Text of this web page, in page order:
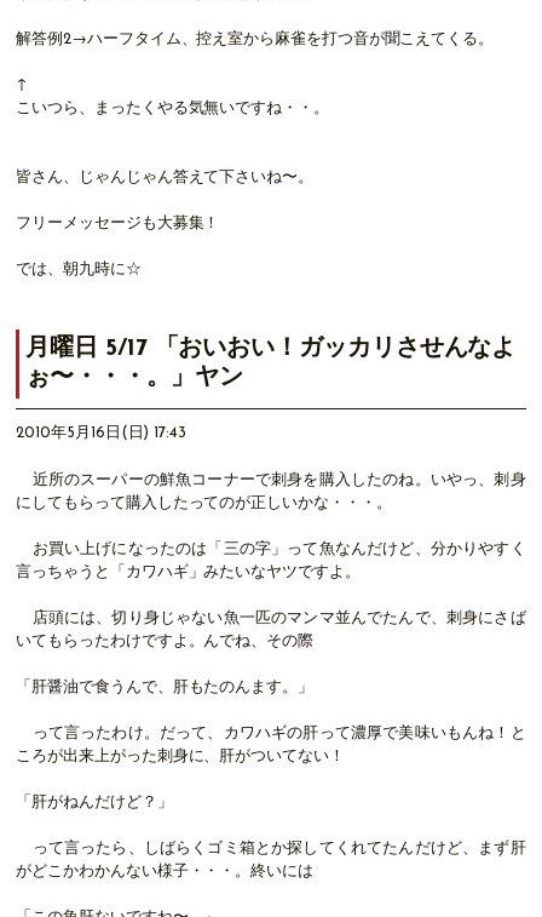
解答例2→ハーフタイム、控え室から麻雀を打つ音が聞こえてくる。
↑
こいつら、まったくやる気無いですね・・。
皆さん、じゃんじゃん答えて下さいね〜。
フリーメッセージも大募集！
では、朝九時に☆
月曜日 5/17 「おいおい！ガッカリさせんなよ
ぉ〜・・・。」ヤン
2010年5月16日(日) 17:43
近所のスーパーの鮮魚コーナーで刺身を購入したのね。いやっ、刺身
にしてもらって購入したってのが正しいかな・・・。
お買い上げになったのは「三の字」って魚なんだけど、分かりやすく
言っちゃうと「カワハギ」みたいなヤツですよ。
店頭には、切り身じゃない魚一匹のマンマ並んでたんで、刺身にさば
いてもらったわけですよ。んでね、その際
「肝醤油で食うんで、肝もたのんます。」
って言ったわけ。だって、カワハギの肝って濃厚で美味いもんね！と
ころが出来上がった刺身に、肝がついてない！
「肝がねんだけど？」
って言ったら、しばらくゴミ箱とか探してくれてたんだけど、まず肝
がどこかわかんない様子・・・。終いには